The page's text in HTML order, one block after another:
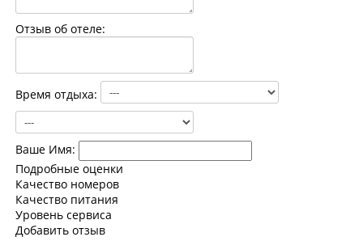
Отзыв об отеле:
Время отдыха:
Ваше Имя:
Подробные оценки
Качество номеров
Качество питания
Уровень сервиса
Добавить отзыв